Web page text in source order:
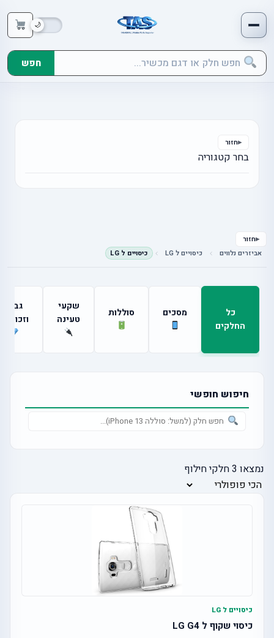
חפש
חזור
בחר קטגוריה
חזור
אביזרים נלווים
כיסויים ל LG כיסויים ל LG
כל
החלקים
מסכים סוללות
שקעי
טעינה
גבים
חיפוש חופשי
נמצאו 3חלקי חילוף
כיסויים ל LG
כיסוי שקוף ל LG G4